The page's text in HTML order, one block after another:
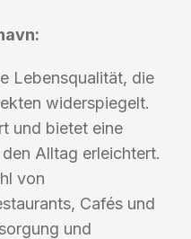
Lebensqualität, die
widerspiegelt.
und bietet eine
Alltag erleichtert.
von
Cafés und
und